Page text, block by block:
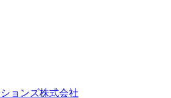
ョンズ株式会社